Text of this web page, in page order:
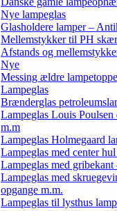
Nye lampeglas
Glasholdere lamper –
Mellemstykker til PH
Afstands og
Nye
Messing ældre
Lampeglas
Brænderglas
Lampeglas Louis
m.m
Lampeglas Holmegaard
Lampeglas med center
Lampeglas med
Lampeglas med
opgange m.m.
Lampeglas til lysthus